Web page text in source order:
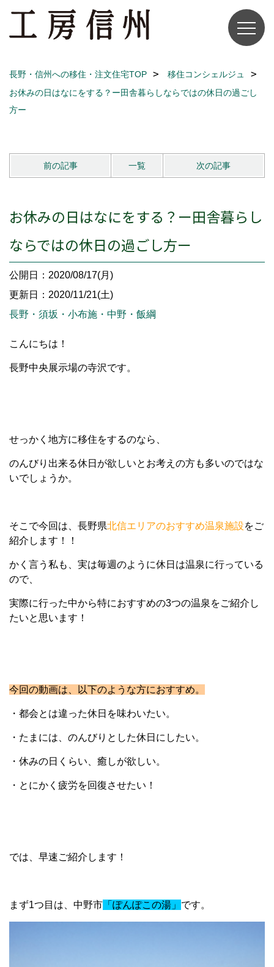
長野・信州への移住・注文住宅TOP
移住コンシェルジュ
お休みの日はなにをする？ー田舎暮らしならではの休日の過ごし
方ー
前の記事 一覧 次の記事
お休みの日はなにをする？ー田舎暮らし
ならではの休日の過ごし方ー
公開日：2020/08/17(月)
更新日：2020/11/21(土)
長野・須坂・小布施・中野・飯綱
こんにちは！
長野中央展示場の寺沢です。
せっかく地方に移住をするのなら、
のんびり出来る休日が欲しいとお考えの方も多いのではな
いでしょうか。
そこで今回は、長野県北信エリアのおすすめ温泉施設をご
紹介します！！
かく言う私も、実は毎週のように休日は温泉に行っている
ので、
実際に行った中から特におすすめの3つの温泉をご紹介し
たいと思います！
今回の動画は、以下のような方におすすめ。
・都会とは違った休日を味わいたい。
・たまには、のんびりとした休日にしたい。
・休みの日くらい、癒しが欲しい。
・とにかく疲労を回復させたい！
では、早速ご紹介します！
まず1つ目は、中野市 「ぽんぽこの湯」 です。